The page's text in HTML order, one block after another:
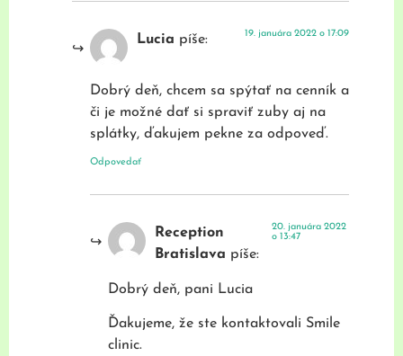
Lucia píše: 19. januára 2022 o 17:09
Dobrý deň, chcem sa spýtať na cenník a
či je možné dať si spraviť zuby aj na
splátky, ďakujem pekne za odpoveď.
Odpovedať
Reception
Bratislava píše:
20. januára 2022
o 13:47
Dobrý deň, pani Lucia
Ďakujeme, že ste kontaktovali Smile
clinic.